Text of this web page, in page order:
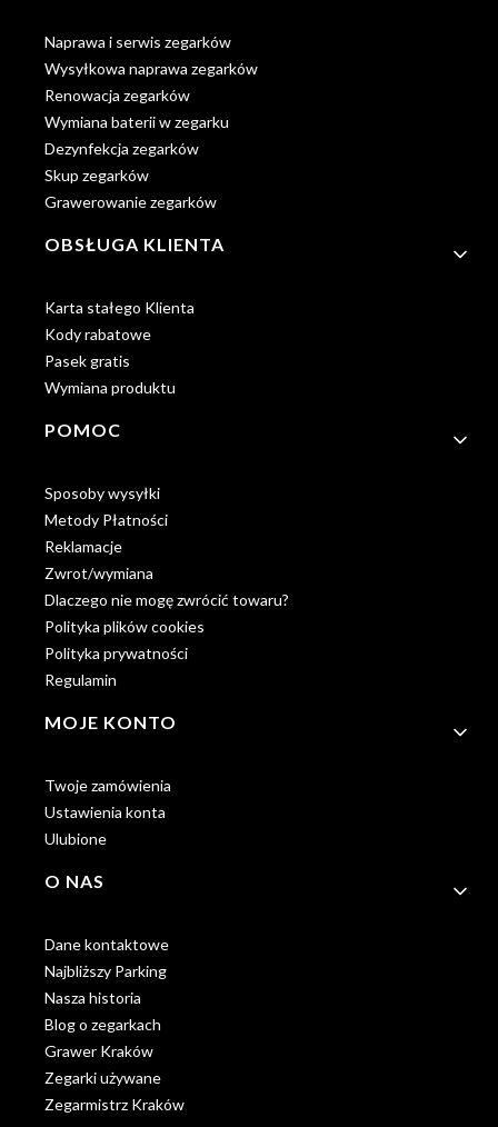
Naprawa i serwis zegarków
Wysyłkowa naprawa zegarków
Renowacja zegarków
Wymiana baterii w zegarku
Dezynfekcja zegarków
Skup zegarków
Grawerowanie zegarków
OBSŁUGA KLIENTA
Karta stałego Klienta
Kody rabatowe
Pasek gratis
Wymiana produktu
POMOC
Sposoby wysyłki
Metody Płatności
Reklamacje
Zwrot/wymiana
Dlaczego nie mogę zwrócić towaru?
Polityka plików cookies
Polityka prywatności
Regulamin
MOJE KONTO
Twoje zamówienia
Ustawienia konta
Ulubione
O NAS
Dane kontaktowe
Najbliższy Parking
Nasza historia
Blog o zegarkach
Grawer Kraków
Zegarki używane
Zegarmistrz Kraków